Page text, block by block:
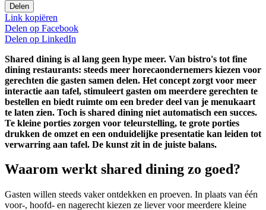
Delen
Link kopiëren
Delen op Facebook
Delen op LinkedIn
Shared dining is al lang geen hype meer. Van bistro's tot fine
dining restaurants: steeds meer horecaondernemers kiezen voor
gerechten die gasten samen delen. Het concept zorgt voor meer
interactie aan tafel, stimuleert gasten om meerdere gerechten te
bestellen en biedt ruimte om een breder deel van je menukaart
te laten zien. Toch is shared dining niet automatisch een succes.
Te kleine porties zorgen voor teleurstelling, te grote porties
drukken de omzet en een onduidelijke presentatie kan leiden tot
verwarring aan tafel. De kunst zit in de juiste balans.
Waarom werkt shared dining zo goed?
Gasten willen steeds vaker ontdekken en proeven. In plaats van één
voor-, hoofd- en nagerecht kiezen ze liever voor meerdere kleine